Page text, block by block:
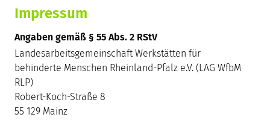
Impressum
Angaben gemäß § 55 Abs. 2 RStV
Landesarbeitsgemeinschaft Werkstätten für
behinderte Menschen Rheinland-Pfalz e.V. (LAG WfbM
RLP)
Robert-Koch-Straße 8
55 129 Mainz